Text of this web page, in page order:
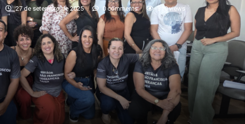
27 de setembro de 2025 0 comments 310views